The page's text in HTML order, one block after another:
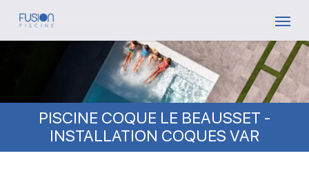
Skip
PISCINE COQUE LE BEAUSSET -
INSTALLATION COQUES VAR